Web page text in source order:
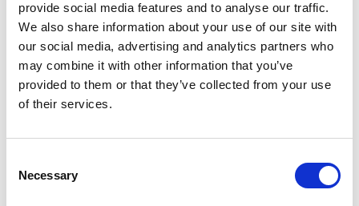
provide social media features and to analyse our traffic.
We also share information about your use of our site with
our social media, advertising and analytics partners who
may combine it with other information that you’ve
provided to them or that they’ve collected from your use
of their services.
Selection
Necessary